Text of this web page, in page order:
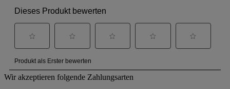
Wir akzeptieren folgende Zahlungsarten